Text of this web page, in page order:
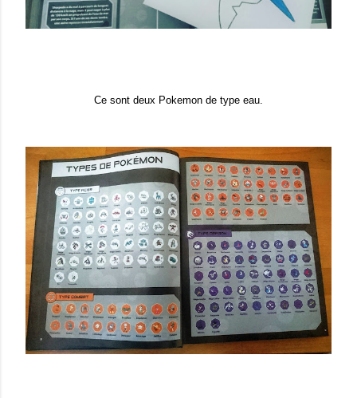
Ce sont deux Pokemon de type eau.